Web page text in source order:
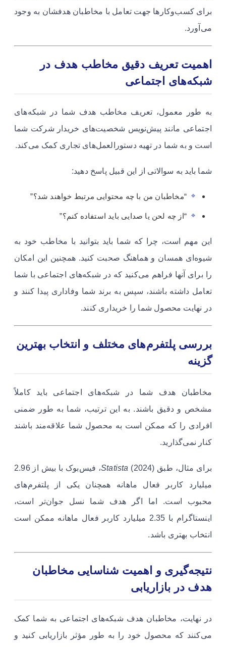
برای کسب‌وکارها جهت تعامل با مخاطبان هدفشان به وجود
می‌آورد.
اهمیت تعریف دقیق مخاطب هدف در
شبکه‌های اجتماعی
به طور معمول، تعریف مخاطب هدف شما در شبکه‌های
اجتماعی مانند پیش‌نویس شخصیت‌های خریدار شرکت شما
است و به شما در تهیه دستورالعمل‌های تجاری کمک می‌کند.
شما باید به سوالاتی از این قبیل پاسخ دهید:
“مخاطبان من با چه محتوایی مرتبط خواهند شد؟”
“از چه لحن یا صدایی باید استفاده کنم؟”
این مهم است، چرا که شما باید بتوانید با مخاطب خود به
شیوه‌ای همسان و هماهنگ صحبت کنید. همچنین این امکان
را برای آنها فراهم می‌کنید که در شبکه‌های اجتماعی با شما
تعامل داشته باشند، سپس به برند شما وفاداری پیدا کنند و
در نهایت محصول شما را خریداری کنند.
بررسی پلتفرم‌های مختلف و انتخاب بهترین
گزینه
مخاطبان هدف شما در شبکه‌های اجتماعی باید کاملاً
مشخص و دقیق باشند. به این ترتیب، شما به طور ضمنی
افرادی را که ممکن است به محصول شما علاقه‌مند باشند
کنار نمی‌گذارید.
برای مثال، طبق Statista
(2024)، فیس‌بوک با بیش از 2.96
میلیارد کاربر فعال ماهانه همچنان یکی از پلتفرم‌های
محبوب است. اما اگر هدف شما نسل جوان‌تر است،
اینستاگرام با 2.35 میلیارد کاربر فعال ماهانه ممکن است
انتخاب بهتری باشد.
نتیجه‌گیری و اهمیت شناسایی مخاطبان
هدف در بازاریابی
در نهایت، مخاطبان هدف شبکه‌های اجتماعی به شما کمک
می‌کنند که محصول خود را به طور مؤثر بازاریابی کنید و